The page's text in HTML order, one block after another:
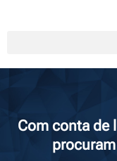
Com conta de